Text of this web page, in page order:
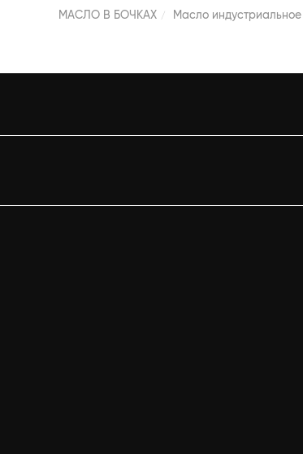
МАСЛО В БОЧКАХ Масло индустриальное